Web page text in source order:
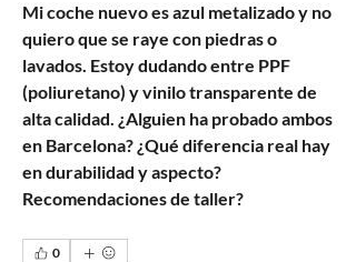
Mi coche nuevo es azul metalizado y no
quiero que se raye con piedras o
lavados. Estoy dudando entre PPF
(poliuretano) y vinilo transparente de
alta calidad. ¿Alguien ha probado ambos
en Barcelona? ¿Qué diferencia real hay
en durabilidad y aspecto?
Recomendaciones de taller?
0